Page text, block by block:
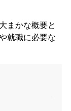
まかな概要と
就職に必要な